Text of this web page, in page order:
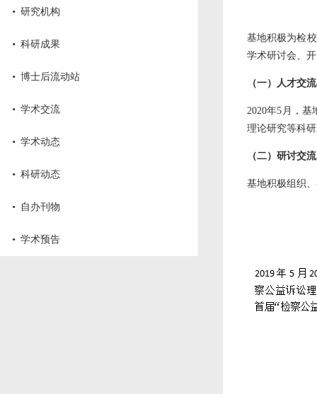
· 研究机构
· 科研成果
· 博士后流动站
· 学术交流
· 学术动态
· 科研动态
· 自办刊物
· 学术预告
基地积极为检
学术研讨会、
（一）人才交
2020年5月，
理论研究等科
（二） 研讨交流
基地积极组织